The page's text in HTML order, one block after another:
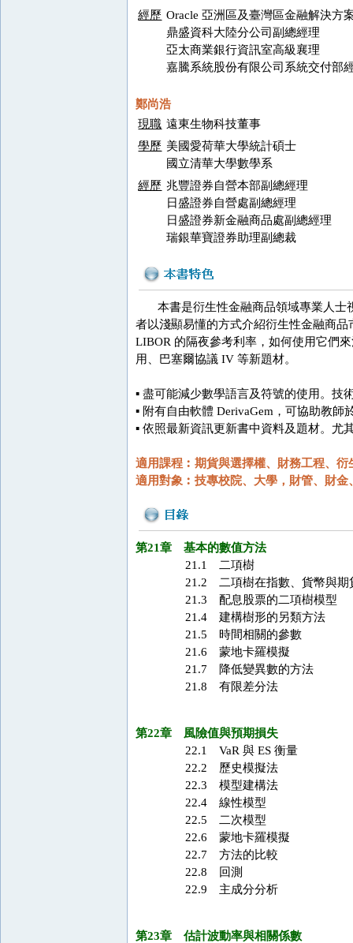
經歷 Oracle 亞洲區及臺灣區金融解決方
鼎盛資科大陸分公司副總經理
亞太商業銀行資訊室高級襄理
嘉騰系統股份有限公司系統交付部
鄭尚浩
現職 遠東生物科技董事
學歷 美國愛荷華大學統計碩士
國立清華大學數學系
經歷 兆豐證券自營本部副總經理
日盛證券自營處副總經理
日盛證券新金融商品處副總經理
瑞銀華寶證券助理副總裁
本書是衍生性金融商品領域專業人士
者以淺顯易懂的方式介紹衍生性金融商
LIBOR 的隔夜參考利率，如何使用它們
用、巴塞爾協議 IV 等新題材。
▪︎ 盡可能減少數學語言及符號的使用。技
▪︎ 附有自由軟體 DerivaGem，可協助教
▪︎ 依照最新資訊更新書中資料及題材。尤
適用課程︰期貨與選擇權、財務工程、
適用對象︰技專校院、大學，財管、財
第21章 基本的數值方法
21.1 二項樹
21.2 二項樹在指數、貨幣與期
21.3 配息股票的二項樹模型
21.4 建構樹形的另類方法
21.5 時間相關的參數
21.6 蒙地卡羅模擬
21.7 降低變異數的方法
21.8 有限差分法
第22章 風險值與預期損失
22.1 VaR 與 ES 衡量
22.2 歷史模擬法
22.3 模型建構法
22.4 線性模型
22.5 二次模型
22.6 蒙地卡羅模擬
22.7 方法的比較
22.8 回測
22.9 主成分分析
第23章 估計波動率與相關係數